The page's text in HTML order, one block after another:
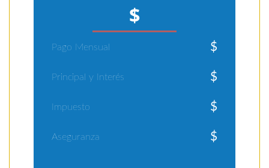
$
Pago Mensual $
Principal y Interés $
Impuesto $
Aseguranza $